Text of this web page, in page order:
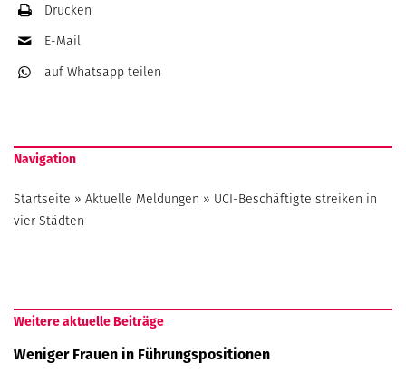
Drucken
E-Mail
auf Whatsapp teilen
Navigation
Startseite » Aktuelle Meldungen » UCI-Beschäftigte streiken in
vier Städten
Weitere aktuelle Beiträge
Weniger Frauen in Führungspositionen